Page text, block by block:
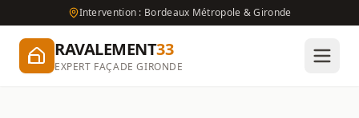
Intervention : Bordeaux Métropole & Gironde
RAVALEMENT33
EXPERT FAÇADE GIRONDE